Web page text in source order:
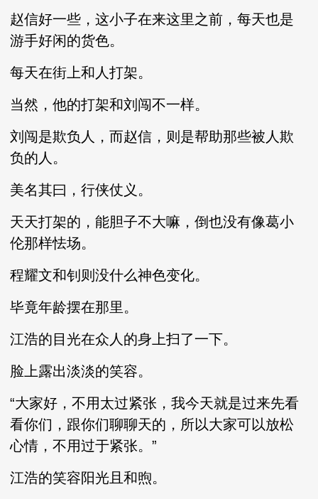
赵信好一些，这小子在来这里之前，每天也是
游手好闲的货色。
每天在街上和人打架。
当然，他的打架和刘闯不一样。
刘闯是欺负人，而赵信，则是帮助那些被人欺
负的人。
美名其曰，行侠仗义。
天天打架的，能胆子不大嘛，倒也没有像葛小
伦那样怯场。
程耀文和钊则没什么神色变化。
毕竟年龄摆在那里。
江浩的目光在众人的身上扫了一下。
脸上露出淡淡的笑容。
“大家好，不用太过紧张，我今天就是过来先看
看你们，跟你们聊聊天的，所以大家可以放松
心情，不用过于紧张。”
江浩的笑容阳光且和煦。